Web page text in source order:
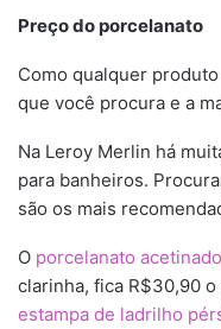
Preço do porcelanato
Como qualquer
que você procura e a
Na Leroy Merlin há
para banheiros.
são os mais
O porcelanato
clarinha, fica R$30,90
estampa de ladrilho